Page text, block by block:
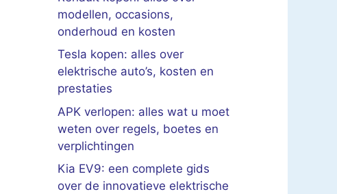
modellen, occasions,
onderhoud en kosten
Tesla kopen: alles over
elektrische auto’s, kosten en
prestaties
APK verlopen: alles wat u moet
weten over regels, boetes en
verplichtingen
Kia EV9: een complete gids
over de innovatieve elektrische